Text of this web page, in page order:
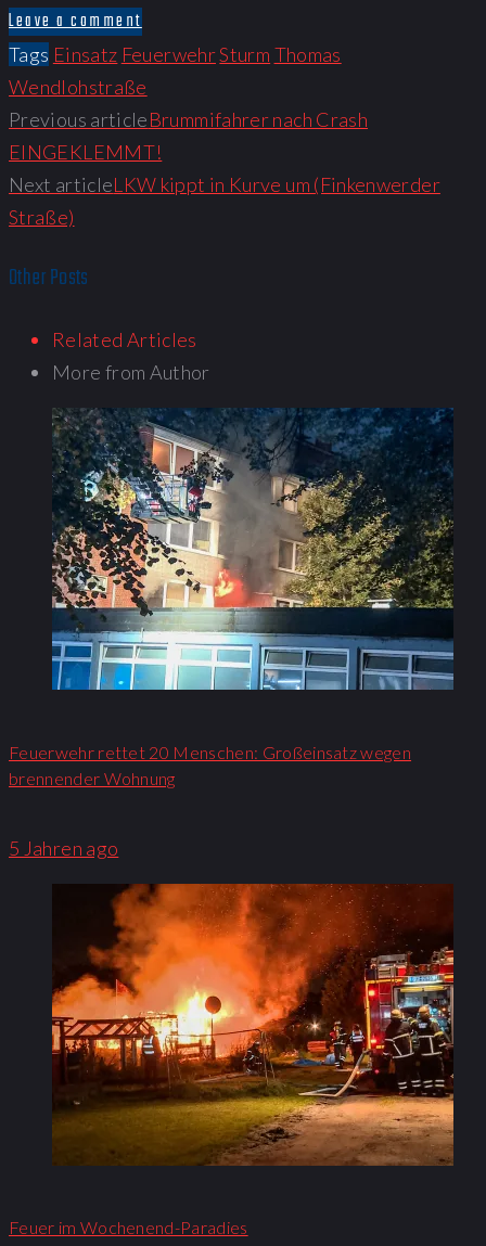
Leave a comment
Tags Einsatz FeuerwehrSturm Thomas
Wendlohstraße
Previous articleBrummifahrer nach Crash
EINGEKLEMMT!
Next articleLKW kippt in Kurve um (Finkenwerder
Straße)
Other Posts
Related Articles
More from Author
Feuerwehr rettet 20 Menschen: Großeinsatz wegen
brennender Wohnung​
5 Jahren ago
Feuer im Wochenend-Paradies